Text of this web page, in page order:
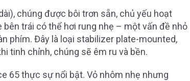
chúng được bôi trơn sẵn, chủ yếu hoạt
trái có thể hơi rung nhẹ – một vấn đề nhỏ
phím. Đây là loại stabilizer plate-mounted,
tinh chỉnh, chúng sẽ êm ru và bền.
65 thực sự nổi bật. Vỏ nhôm nhẹ nhưng